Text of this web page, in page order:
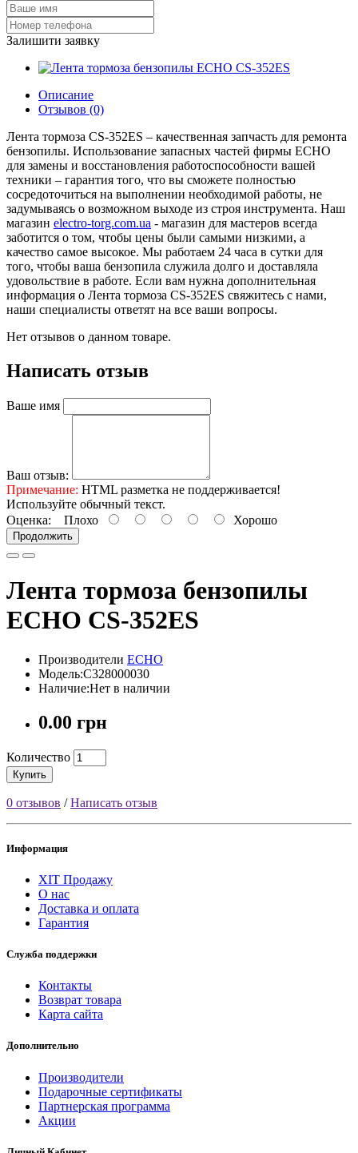
Залишити заявку
Описание
Отзывов (0)
Лента тормоза CS-352ES – качественная запчасть для ремонта
бензопилы. Использование запасных частей фирмы ECHO
для замены и восстановления работоспособности вашей
техники – гарантия того, что вы сможете полностью
сосредоточиться на выполнении необходимой работы, не
задумываясь о возможном выходе из строя инструмента. Наш
магазин electro-torg.com.ua - магазин для мастеров всегда
заботится о том, чтобы цены были самыми низкими, а
качество самое высокое. Мы работаем 24 часа в сутки для
того, чтобы ваша бензопила служила долго и доставляла
удовольствие в работе. Если вам нужна дополнительная
информация о Лента тормоза CS-352ES свяжитесь с нами,
наши специалисты ответят на все ваши вопросы.
Нет отзывов о данном товаре.
Написать отзыв
Ваше имя
Ваш отзыв:
Примечание: HTML разметка не поддерживается!
Используйте обычный текст.
Оценка: Плохо Хорошо
Продолжить
Лента тормоза бензопилы
ECHO CS-352ES
Производители ECHO
Модель:C328000030
Наличие:Нет в наличии
0.00 грн
Количество
Купить
0 отзывов /Написать отзыв
Информация
ХІТ Продажу
О нас
Доставка и оплата
Гарантия
Служба поддержки
Контакты
Возврат товара
Карта сайта
Дополнительно
Производители
Подарочные сертификаты
Партнерская программа
Акции